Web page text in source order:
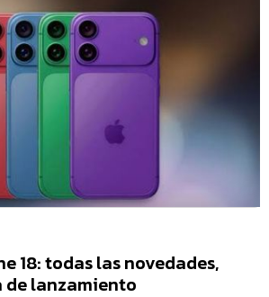
18: todas las novedades,
de lanzamiento